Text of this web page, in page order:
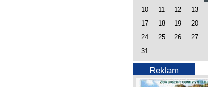
10
11 12 13
17
18 19 20
24
25 26 27
31
Reklam